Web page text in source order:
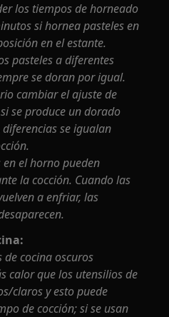
los tiempos de horneado
si hornea pasteles en
en el estante.
pasteles a diferentes
se doran por igual.
cambiar el ajuste de
se produce un dorado
se igualan
en el horno pueden
la cocción. Cuando las
a enfriar, las
de cocina oscuros
calor que los utensilios de
claros y esto puede
de cocción; si se usan